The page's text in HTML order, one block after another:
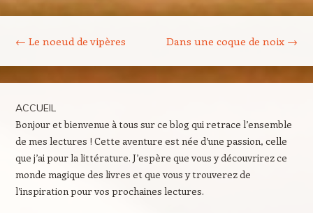
← Le noeud de vipères Dans une coque de noix →
ACCUEIL
Bonjour et bienvenue à tous sur ce blog qui retrace l’ensemble
de mes lectures ! Cette aventure est née d’une passion, celle
que j’ai pour la littérature. J’espère que vous y découvrirez ce
monde magique des livres et que vous y trouverez de
l’inspiration pour vos prochaines lectures.